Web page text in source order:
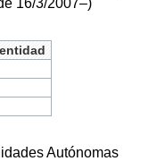
Autónomas